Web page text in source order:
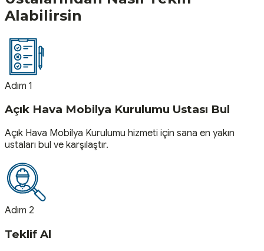
Alabilirsin
Adım 1
Açık Hava Mobilya Kurulumu Ustası Bul
Açık Hava Mobilya Kurulumu hizmeti için sana en yakın
ustaları bul ve karşılaştır.
Adım 2
Teklif Al